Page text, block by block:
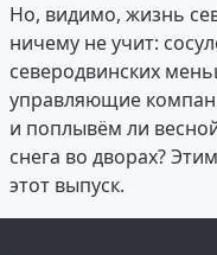
Но, видимо, жизнь
ничему не учит:
северодвинских
управляющие
и поплывём ли
снега во дворах?
этот выпуск.